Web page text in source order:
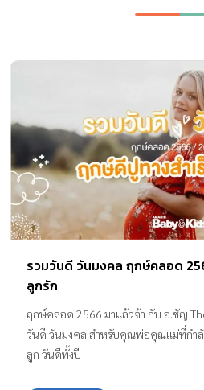
รวมวันดี วันมงคล ฤกษ์คลอด
ลูกรัก
ฤกษ์คลอด 2566 มาแล้วจ้า กับ อ.ชัญ
วันดี วันมงคล สำหรับคุณพ่อคุณแม่ที่กำ
ลูก วันดีทั้งปี